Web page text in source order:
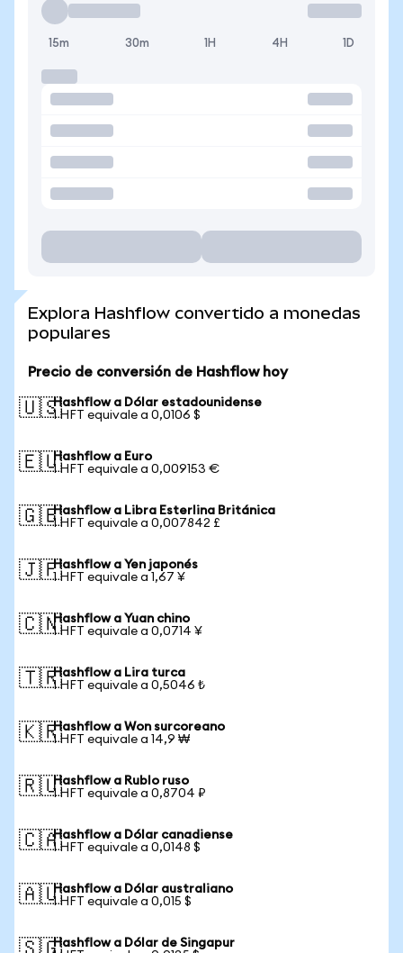
15m 30m 1H 4H 1D
Explora Hashflow convertido a monedas
populares
Precio de conversión de Hashflow hoy
🇺🇸Hashflow a Dólar estadounidense
1 HFT equivale a 0,0106 $
🇪🇺Hashflow a Euro
1 HFT equivale a 0,009153 €
🇬🇧Hashflow a Libra Esterlina Británica
1 HFT equivale a 0,007842 £
🇯🇵Hashflow a Yen japonés
1 HFT equivale a 1,67 ¥
🇨🇳Hashflow a Yuan chino
1 HFT equivale a 0,0714 ¥
🇹🇷Hashflow a Lira turca
1 HFT equivale a 0,5046 ₺
🇰🇷Hashflow a Won surcoreano
1 HFT equivale a 14,9 ₩
🇷🇺Hashflow a Rublo ruso
1 HFT equivale a 0,8704 ₽
🇨🇦Hashflow a Dólar canadiense
1 HFT equivale a 0,0148 $
🇦🇺Hashflow a Dólar australiano
1 HFT equivale a 0,015 $
Hashflow a Dólar de Singapur